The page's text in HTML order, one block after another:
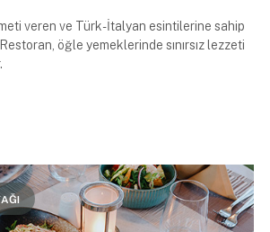
veren ve Türk-İtalyan esintilerine sahip
öğle yemeklerinde sınırsız lezzeti